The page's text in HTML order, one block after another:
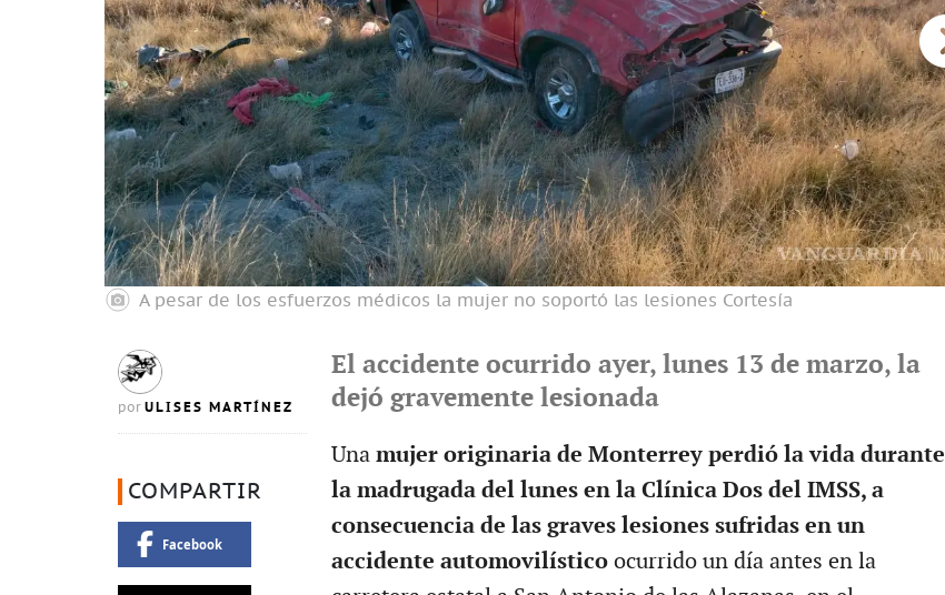
A pesar de los esfuerzos médicos la mujer no soportó las lesiones Cortesía
por ULISES MARTÍNEZ
COMPARTIR
Facebook
El accidente ocurrido ayer, lunes 13 de marzo, la
dejó gravemente lesionada
Una mujer originaria de Monterrey perdió la vida durante
la madrugada del lunes en la Clínica Dos del IMSS, a
consecuencia de las graves lesiones sufridas en un
accidente automovilísticoocurrido un día antes en la